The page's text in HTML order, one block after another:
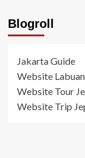
Blogroll
Jakarta Guide
Website
Website Tour
Website Trip